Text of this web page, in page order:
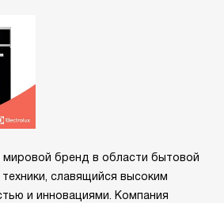
бренд в области бытовой
славящийся высоким
и инновациями. Компания